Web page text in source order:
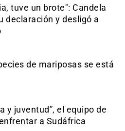
tuve un brote": Candela
declaración y desligó a
de mariposas se está
y juventud”, el equipo de
a Sudáfrica